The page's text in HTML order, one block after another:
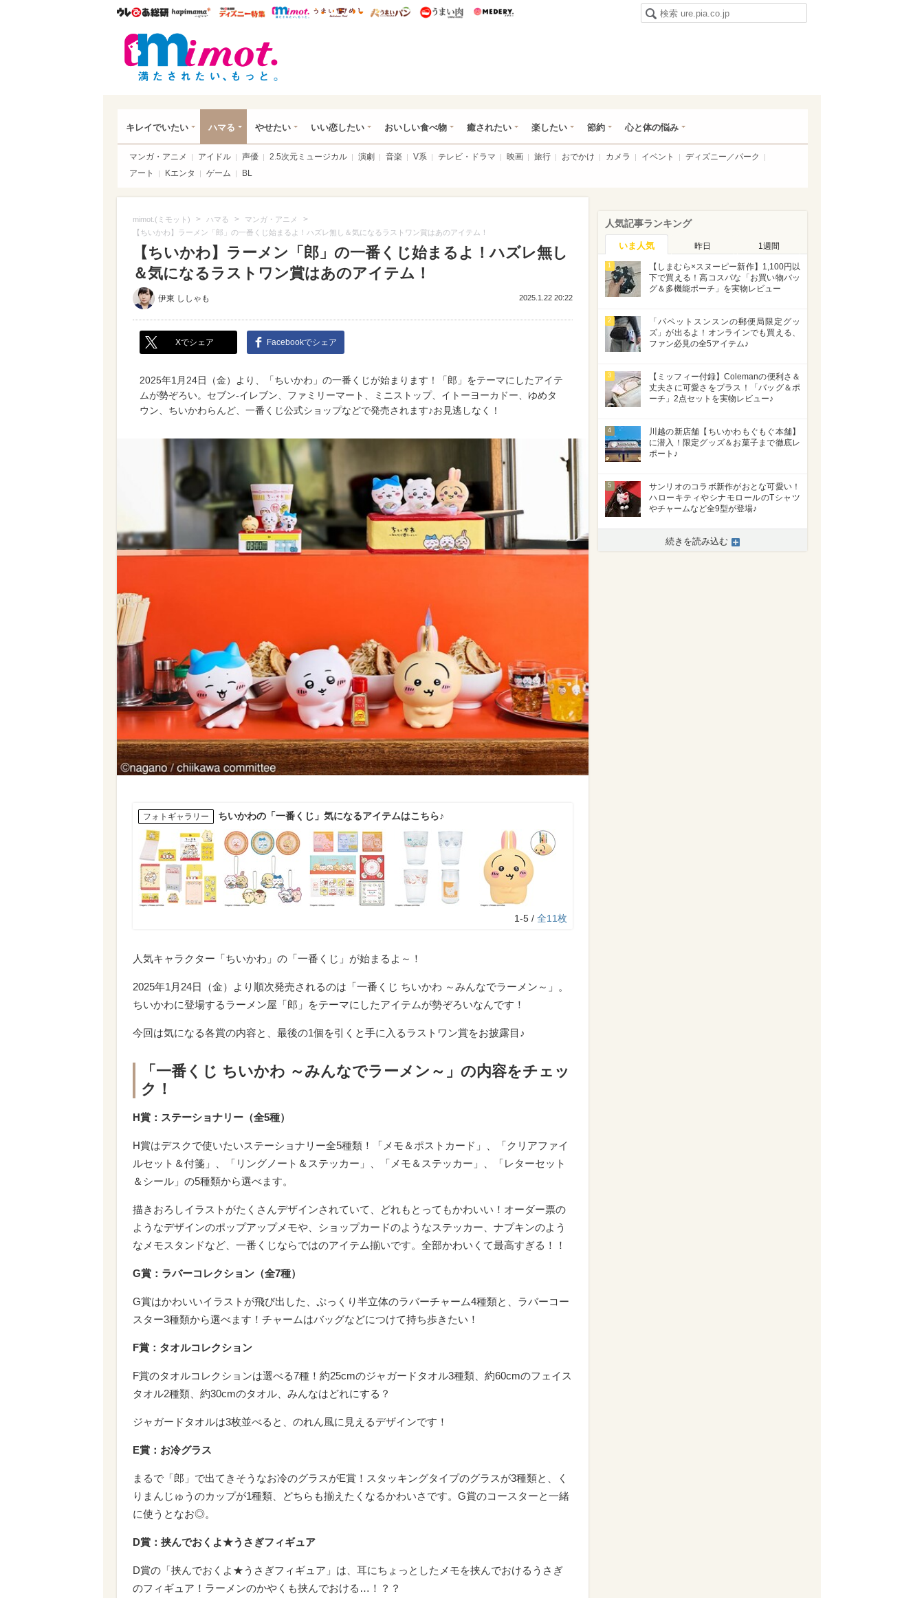
ウレぴあ総研ハピママ* ウレぴあ総研 ディズニー特集
mimot. うまいめし うまいパン うまい肉
キレイでいたい ハマる やせたい いい恋したい おいしい食べ物 癒されたい 楽したい 節約 心と体の悩み
マンガ・アニメ アイドル 声優 2.5次元ミュージカル 演劇 音楽 V系 テレビ・ドラマ 映画 旅行 おでかけ カメラ イベント
ディズニー／パーク
アート
Kエンタ ゲーム BL
mimot.(ミモット) > ハマる > マンガ・アニメ >
【ちいかわ】ラーメン「郎」の一番くじ始まるよ！ハズレ無し＆気になるラストワン賞はあのアイテム！
【ちいかわ】ラーメン「郎」の一番くじ始まるよ！ハズレ無し
＆気になるラストワン賞はあのアイテム！
伊東 ししゃも 2025.1.22 20:22
Xでシェア Facebookでシェア
2025年1月24日（金）より、「ちいかわ」の一番くじが始まります！「郎」をテーマにしたアイテ
ムが勢ぞろい。セブン‐イレブン、ファミリーマート、ミニストップ、イトーヨーカドー、ゆめタ
ウン、ちいかわらんど、一番くじ公式ショップなどで発売されます♪お見逃しなく！
フォトギャラリー ちいかわの「一番くじ」気になるアイテムはこちら♪
1-5 / 全11枚
人気キャラクター「ちいかわ」の「一番くじ」が始まるよ～！
2025年1月24日（金）より順次発売されるのは「一番くじ ちいかわ ～みんなでラーメン～」。
ちいかわに登場するラーメン屋「郎」をテーマにしたアイテムが勢ぞろいなんです！
今回は気になる各賞の内容と、最後の1個を引くと手に入るラストワン賞をお披露目♪
「一番くじ ちいかわ ～みんなでラーメン～」の内容をチェッ
ク！
H賞：ステーショナリー（全5種）
H賞はデスクで使いたいステーショナリー全5種類！「メモ＆ポストカード」、「クリアファイ
ルセット＆付箋」、「リングノート＆ステッカー」、「メモ＆ステッカー」、「レターセット
＆シール」の5種類から選べます。
描きおろしイラストがたくさんデザインされていて、どれもとってもかわいい！オーダー票の
ようなデザインのポップアップメモや、ショップカードのようなステッカー、ナプキンのよう
なメモスタンドなど、一番くじならではのアイテム揃いです。全部かわいくて最高すぎる！！
G賞：ラバーコレクション（全7種）
G賞はかわいいイラストが飛び出した、ぷっくり半立体のラバーチャーム4種類と、ラバーコー
スター3種類から選べます！チャームはバッグなどにつけて持ち歩きたい！
F賞：タオルコレクション
F賞のタオルコレクションは選べる7種！約25cmのジャガードタオル3種類、約60cmのフェイス
タオル2種類、約30cmのタオル、みんなはどれにする？
ジャガードタオルは3枚並べると、のれん風に見えるデザインです！
E賞：お冷グラス
まるで「郎」で出てきそうなお冷のグラスがE賞！スタッキングタイプのグラスが3種類と、く
りまんじゅうのカップが1種類、どちらも揃えたくなるかわいさです。G賞のコースターと一緒
に使うとなお◎。
D賞：挟んでおくよ★うさぎフィギュア
D賞の「挟んでおくよ★うさぎフィギュア」は、耳にちょっとしたメモを挟んでおけるうさぎ
のフィギュア！ラーメンのかやくも挟んでおける…！？？
人気記事ランキング
いま人気 昨日 1週間
1
【しまむら×スヌーピー新作】1,100円以
下で買える！高コスパな「お買い物バッ
グ＆多機能ポーチ」を実物レビュー
2
「パペットスンスンの郵便局限定グッ
ズ」が出るよ！オンラインでも買える、
ファン必見の全5アイテム♪
3
【ミッフィー付録】Colemanの便利さ＆
丈夫さに可愛さをプラス！「バッグ＆ポ
ーチ」2点セットを実物レビュー♪
4
川越の新店舗【ちいかわもぐもぐ本舗】
に潜入！限定グッズ＆お菓子まで徹底レ
ポート♪
5
サンリオのコラボ新作がおとな可愛い！
ハローキティやシナモロールのTシャツ
やチャームなど全9型が登場♪
続きを読み込む